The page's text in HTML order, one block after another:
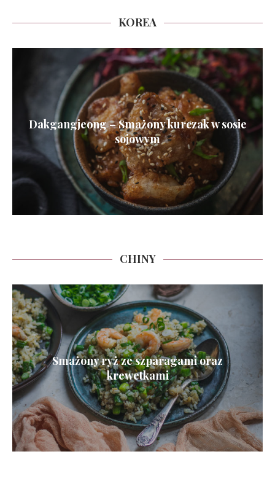
KOREA
Dakgangjeong – Smażony kurczak w sosie
sojowym
CHINY
Smażony ryż ze szparagami oraz
krewetkami